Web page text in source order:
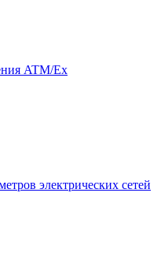
ATM/Ex
электрических сетей